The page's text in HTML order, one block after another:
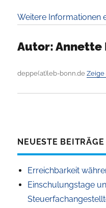
Weitere Informationen
Autor:Annette
deppe(at)leb-bonn.deZeige
NEUESTE BEITRÄGE
Erreichbarkeit
Einschulungstage